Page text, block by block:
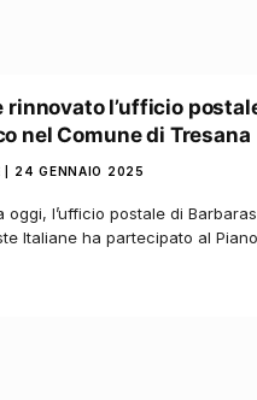
rinnovato l’ufficio
nel Comune di Tresana
24 GENNAIO 2025
oggi, l’ufficio postale di
Italiane ha partecipato al